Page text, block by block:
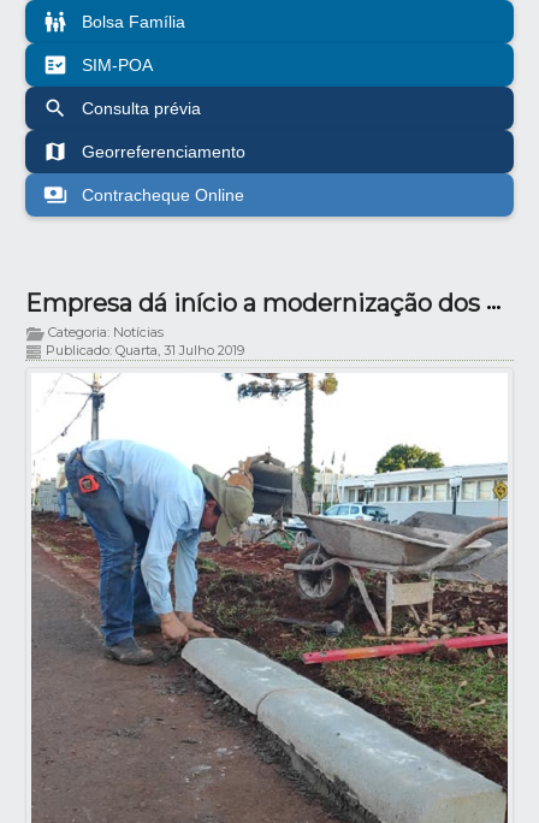
family_restroom Bolsa Família
fact_check SIM-POA
search Consulta prévia
map Georreferenciamento
payments Contracheque Online
Empresa dá início a modernização dos canteiros na área central da cidade
Categoria: Notícias
Publicado: Quarta, 31 Julho 2019